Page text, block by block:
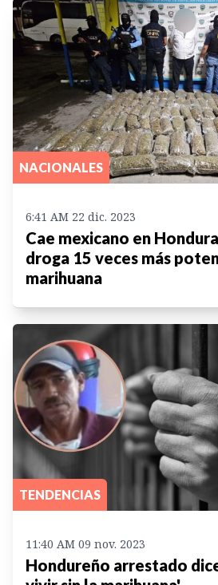
NACIONALES
6:41 AM 22 dic. 2023
Cae mexicano en
droga 15 veces más
marihuana
TENDENCIAS
11:40 AM 09 nov. 2023
Hondureño arrestado